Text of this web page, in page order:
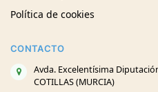
Política de cookies
CONTACTO
Avda. Excelentísima
COTILLAS (MURCIA)